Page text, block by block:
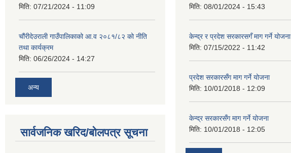
मिति: 07/21/2024 - 11:09
चौंरीदेउराली गाउँपालिकाको आ.व २०८१/८२ को नीति
तथा कार्यक्रम
मिति: 06/26/2024 - 14:27
अन्य
सार्वजनिक खरिद/बोलपत्र सूचना
मिति: 08/01/2024 - 15:43
केन्द्र र प्रदेश सरकारसगँ माग गर्ने योजना
मिति: 07/15/2022 - 11:42
प्रदेश सरकारसँग माग गर्ने योजना
मिति: 10/01/2018 - 12:09
केन्द्र सरकारसँग माग गर्ने योजना
मिति: 10/01/2018 - 12:05